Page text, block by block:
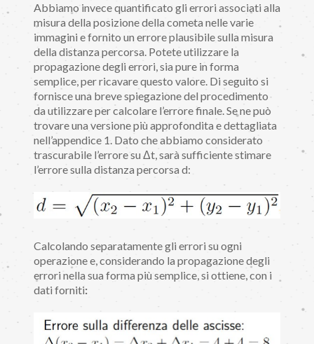
Abbiamo invece quantificato gli errori associati alla
misura della posizione della cometa nelle varie
immagini e fornito un errore plausibile sulla misura
della distanza percorsa. Potete utilizzare la
propagazione degli errori, sia pure in forma
semplice, per ricavare questo valore. Di seguito si
fornisce una breve spiegazione del procedimento
da utilizzare per calcolare l’errore finale. Se ne può
trovare una versione più approfondita e dettagliata
nell’appendice 1. Dato che abbiamo considerato
trascurabile l’errore su Δt, sarà sufficiente stimare
l’errore sulla distanza percorsa d:
Calcolando separatamente gli errori su ogni
operazione e, considerando la propagazione degli
errori nella sua forma più semplice, si ottiene, con i
dati forniti: